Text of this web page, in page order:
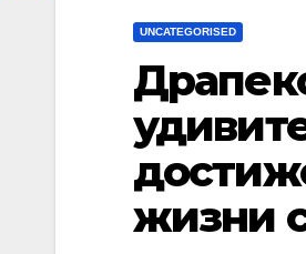
UNCATEGORISED
жизни